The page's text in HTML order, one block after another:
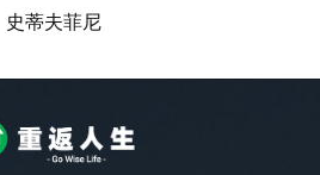
史蒂夫菲尼